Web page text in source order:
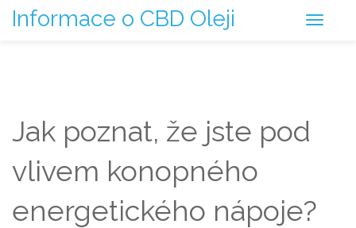
Informace o CBD Oleji
Jak poznat, že jste pod
vlivem konopného
energetického nápoje?